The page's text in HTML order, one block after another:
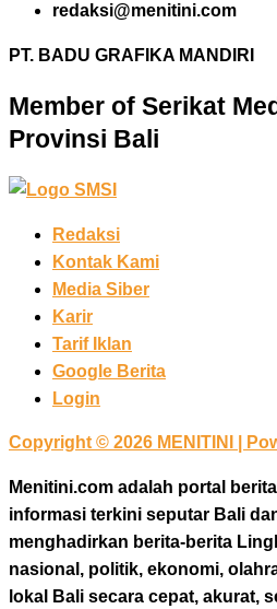
redaksi@menitini.com
PT. BADU GRAFIKA MANDIRI
Member of Serikat
Provinsi Bali
Redaksi
Kontak Kami
Media Siber
Karir
Tarif Iklan
Google Berita
Login
Copyright © 2026 MENITINI |
Menitini.com adalah portal
informasi terkini seputar Bali
menghadirkan berita-berita
nasional, politik, ekonomi,
lokal Bali secara cepat, akurat,